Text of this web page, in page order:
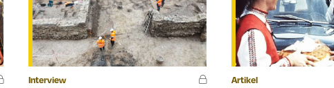
Interview Artikel